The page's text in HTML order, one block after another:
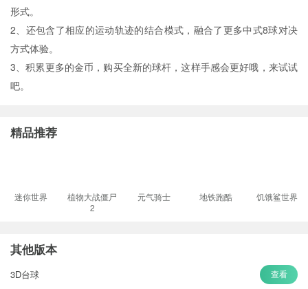
形式。
2、还包含了相应的运动轨迹的结合模式，融合了更多中式8球对决
方式体验。
3、积累更多的金币，购买全新的球杆，这样手感会更好哦，来试试
吧。
精品推荐
迷你世界
植物大战僵尸
2
元气骑士 地铁跑酷 饥饿鲨世界
其他版本
3D台球 查看